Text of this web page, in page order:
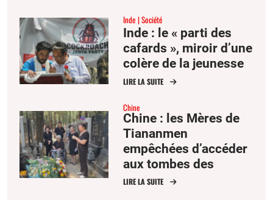
Inde Société
Inde : le « parti des
cafards », miroir d’une
colère de la jeunesse
LIRE LA SUITE
Chine
Chine : les Mères de
Tiananmen
empêchées d’accéder
aux tombes des
victimes du 4 juin
LIRE LA SUITE